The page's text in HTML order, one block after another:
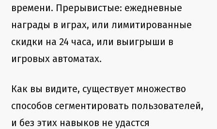
времени. Прерывистые: ежедневные
награды в играх, или лимитированные
скидки на 24 часа, или выигрыши в
игровых автоматах.
Как вы видите, существует множество
способов сегментировать пользователей,
и без этих навыков не удастся